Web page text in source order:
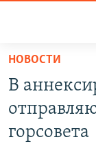
Вернуться
основному
содержанию
Вернутся
СПЕЦПРОЕКТЫ
ВОДА
НОВОСТИ
В
горсовета